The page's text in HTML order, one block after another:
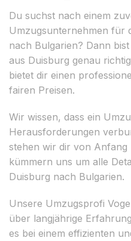
Du suchst nach einem
Umzugsunternehmen für
nach Bulgarien? Dann
aus Duisburg genau
bietet dir einen
fairen Preisen.
Wir wissen, dass ein
Herausforderungen
stehen wir dir von Anfang
kümmern uns um alle
Duisburg nach Bulgarien.
Unsere Umzugsprofi
über langjährige
es bei einem effizienten